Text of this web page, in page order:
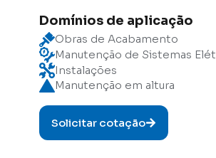
Domínios de aplicação
Obras de Acabamento
Manutenção de Sistemas
Instalações
Manutenção em altura
Solicitar cotação